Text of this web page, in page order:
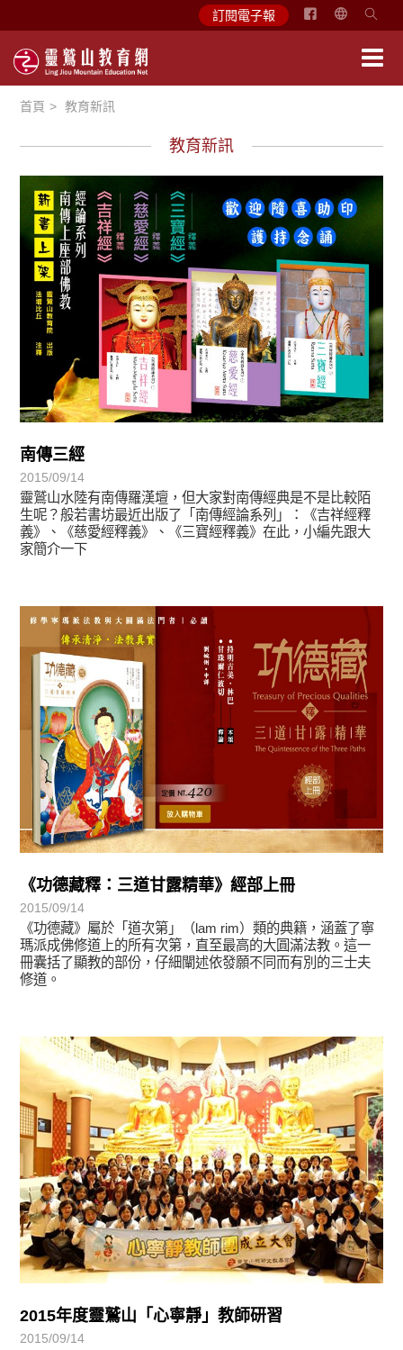
訂閱電子報
简
首頁 教育新訊
教育新訊
南傳三經
2015/09/14
靈鷲山水陸有南傳羅漢壇，但大家對南傳經典是不是比較陌
生呢？般若書坊最近出版了「南傳經論系列」：《吉祥經釋
義》、《慈愛經釋義》、《三寶經釋義》在此，小編先跟大
家簡介一下
《功德藏釋：三道甘露精華》經部上冊
2015/09/14
《功德藏》屬於「道次第」（lam rim）類的典籍，涵蓋了寧
瑪派成佛修道上的所有次第，直至最高的大圓滿法教。這一
冊囊括了顯教的部份，仔細闡述依發願不同而有別的三士夫
修道。
2015年度靈鷲山「心寧靜」教師研習
2015/09/14
教育活動